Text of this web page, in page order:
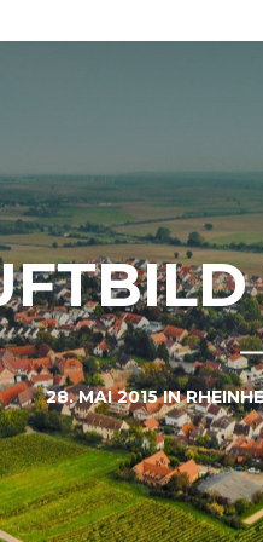
28. MAI 2015IN